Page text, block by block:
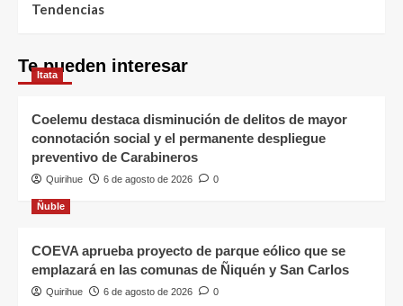
Tendencias
Te pueden interesar
Itata
Coelemu destaca disminución de delitos de mayor
connotación social y el permanente despliegue
preventivo de Carabineros
Quirihue 6 de agosto de 2026 0
Ñuble
COEVA aprueba proyecto de parque eólico que se
emplazará en las comunas de Ñiquén y San Carlos
Quirihue 6 de agosto de 2026 0